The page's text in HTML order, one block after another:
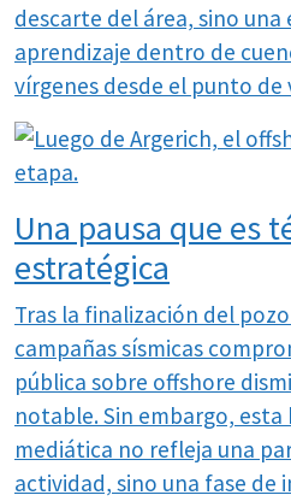
descarte del área, sino una
aprendizaje dentro de
vírgenes desde el punto
Una pausa que es
estratégica
Tras la finalización del
campañas sísmicas
pública sobre offshore
notable. Sin embargo, esta
mediática no refleja una
actividad, sino una fase